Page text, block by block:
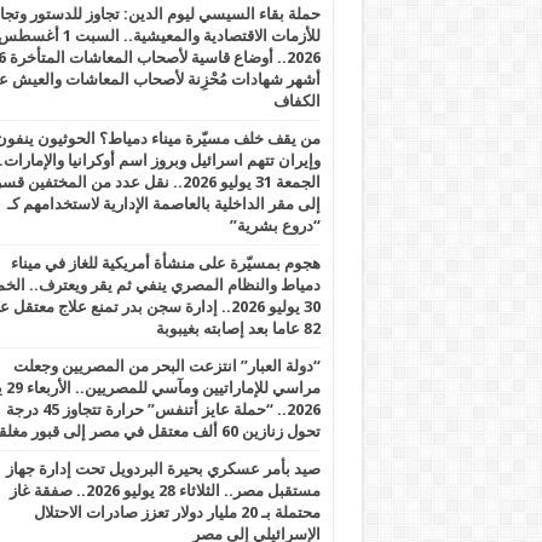
حملة بقاء السيسي ليوم الدين: تجاوز للدستور
للأزمات الاقتصادية والمعيشية.. السبت 1 أغسطس
2026.. أوضاع قاسية لأصحاب المعاشات المتأخرة 6
أشهر شهادات مُحْزِنة لأصحاب المعاشات والعيش
الكفاف
من يقف خلف مسيّرة ميناء دمياط؟ الحوثيون
وإيران تتهم اسرائيل وبروز اسم أوكرانيا
الجمعة 31 يوليو 2026.. نقل عدد من المختفين
إلى مقر الداخلية بالعاصمة الإدارية لاستخدامهم كـ
“دروع بشرية”
هجوم بمسيّرة على منشأة أمريكية للغاز في ميناء
دمياط والنظام المصري ينفي ثم يقر ويعترف..
30 يوليو 2026.. إدارة سجن بدر تمنع علاج
82 عاما بعد إصابته بغيبوبة
“دولة العبار” انتزعت البحر من المصريين وجعلت
2026.. “حملة عايز أتنفس” حرارة تتجاوز 45 درجة
تحول زنازين 60 ألف معتقل في مصر إلى قبور مغلقة
صيد بأمر عسكري بحيرة البردويل تحت إدارة جهاز
مستقبل مصر.. الثلاثاء 28 يوليو 2026.. صفقة غاز
محتملة بـ 20 مليار دولار تعزز صادرات الاحتلال
الإسرائيلي إلى مصر